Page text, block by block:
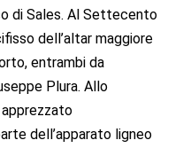
di Sales. Al Settecento
dell’altar maggiore
entrambi da
Plura. Allo
dell’apparato ligneo